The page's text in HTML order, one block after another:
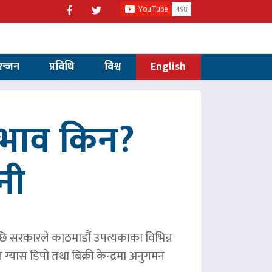
प्रविधि विश्व English
किन?
सरकारले काठमाडौं उपत्यकाका विभिन्न
डिपो तथा बिक्री केन्द्रमा अनुगमन